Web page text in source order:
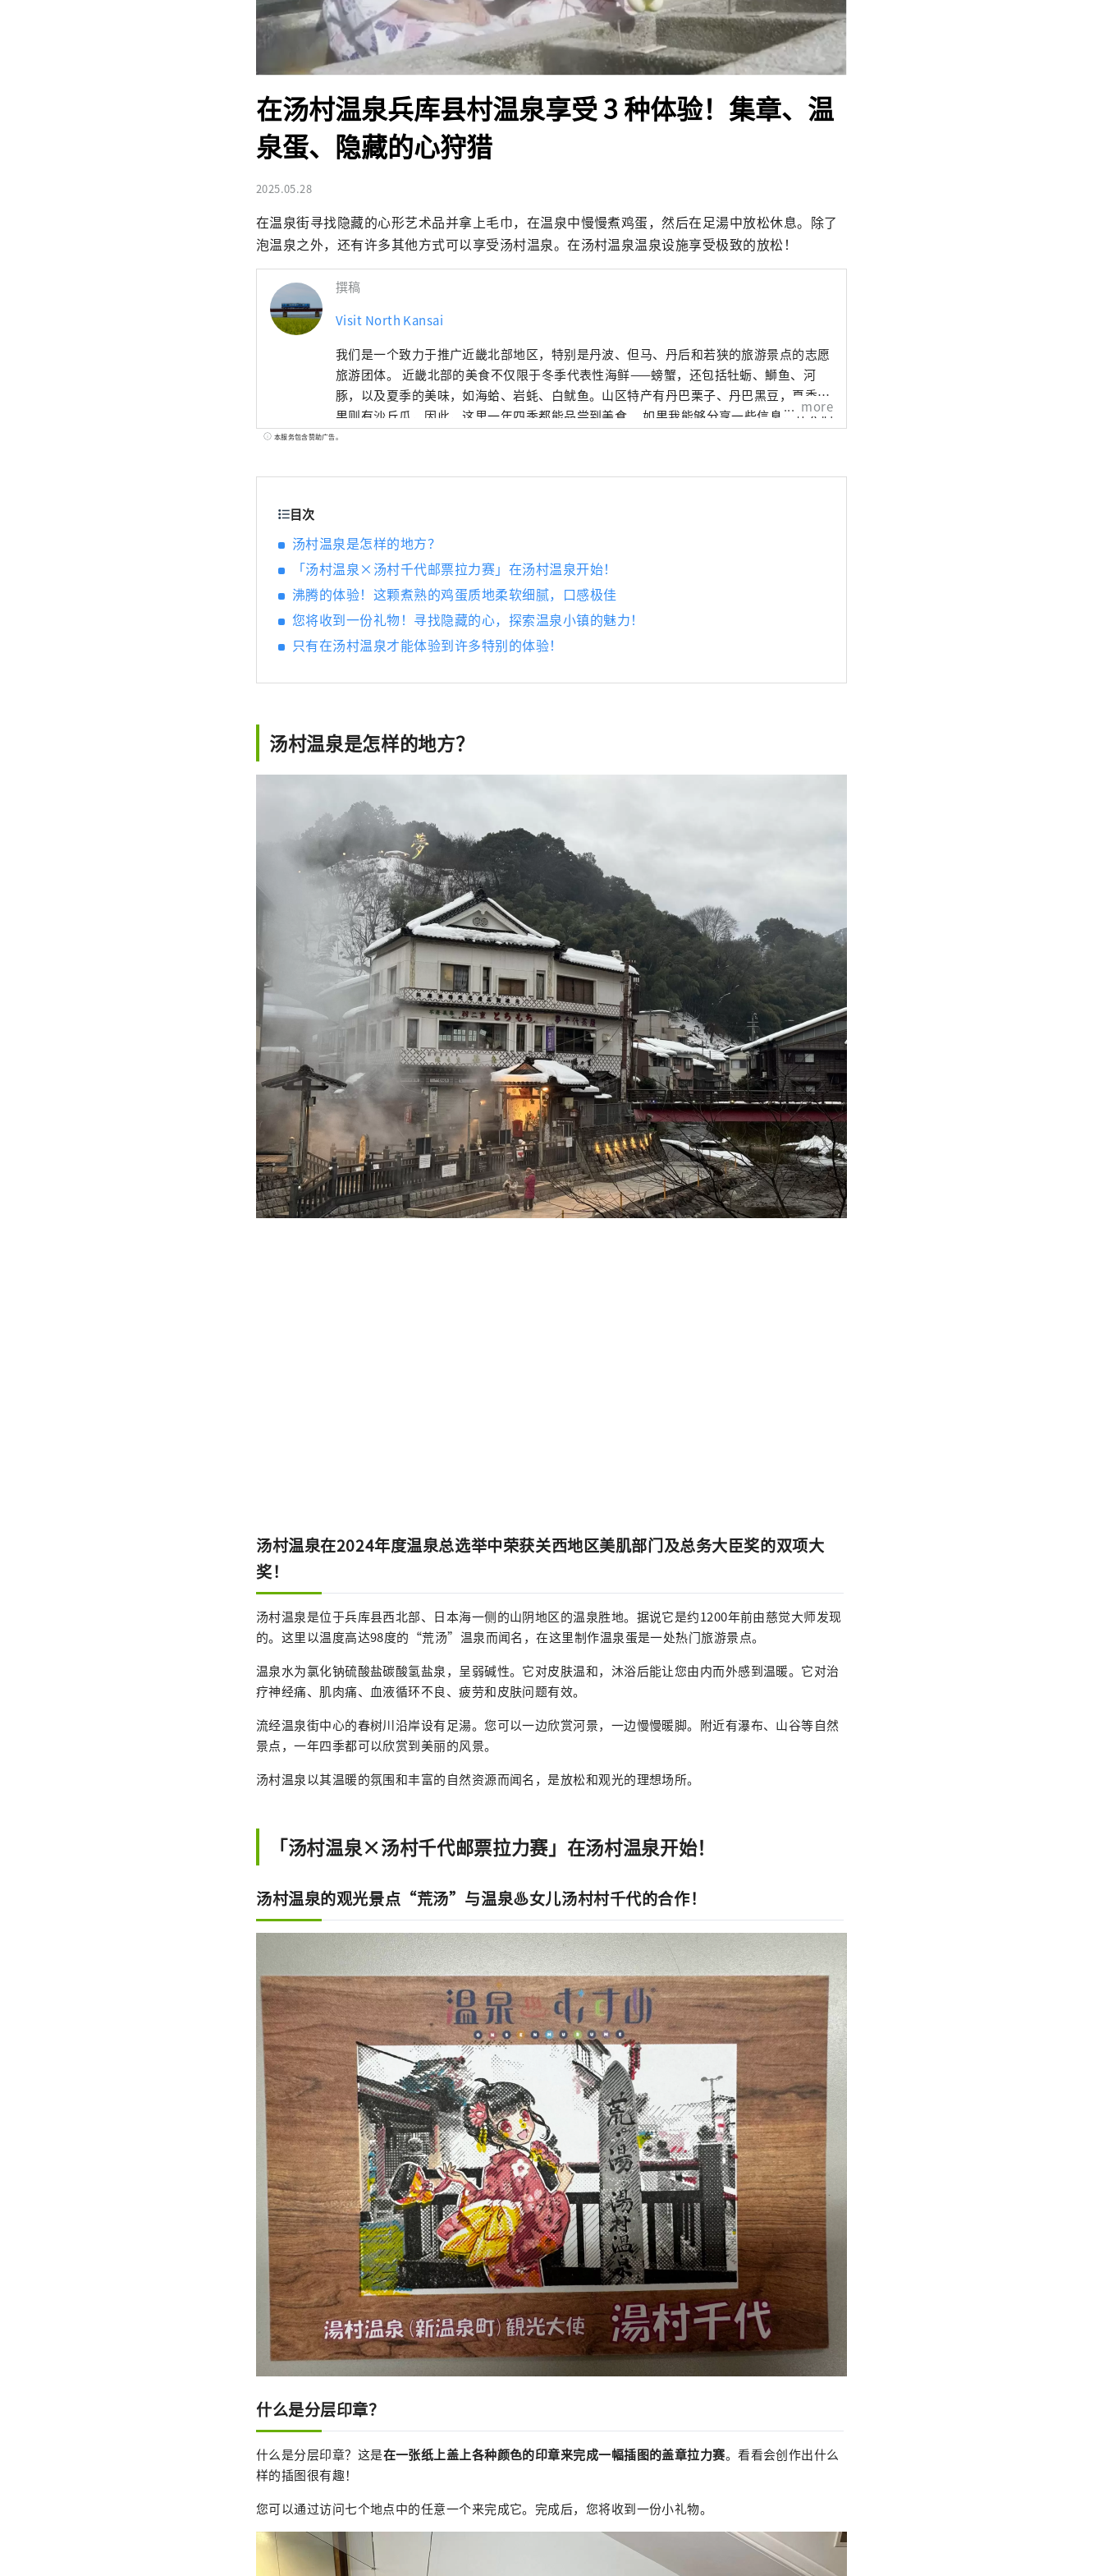
在汤村温泉兵库县村温泉享受 3 种体验！集章、温
泉蛋、隐藏的心狩猎
2025.05.28
在温泉街寻找隐藏的心形艺术品并拿上毛巾，在温泉中慢慢煮鸡蛋，然后在足湯中放松休息。除了
泡温泉之外，还有许多其他方式可以享受汤村温泉。在汤村温泉温泉设施享受极致的放松！
撰稿
Visit North Kansai
我们是一个致力于推广近畿北部地区，特别是丹波、但马、丹后和若狭的旅游景点的志愿
旅游团体。 近畿北部的美食不仅限于冬季代表性海鲜——螃蟹，还包括牡蛎、鰤鱼、河
豚，以及夏季的美味，如海蛤、岩蚝、白鱿鱼。山区特产有丹巴栗子、丹巴黑豆，夏季水
果则有沙丘瓜，因此，这里一年四季都能品尝到美食。 如果我能够分享一些信息，让人们
可以多次游览广袤的近畿北部地区，并享受火车旅行的乐趣，我将感到非常高兴。
more
本服务包含赞助广告。
目次
汤村温泉是怎样的地方？
「汤村温泉×汤村千代邮票拉力赛」在汤村温泉开始！
沸腾的体验！这颗煮熟的鸡蛋质地柔软细腻，口感极佳
您将收到一份礼物！寻找隐藏的心，探索温泉小镇的魅力！
只有在汤村温泉才能体验到许多特别的体验！
汤村温泉是怎样的地方？
汤村温泉在2024年度温泉总选举中荣获关西地区美肌部门及总务大臣奖的双项大
奖！
汤村温泉是位于兵库县西北部、日本海一侧的山阴地区的温泉胜地。据说它是约1200年前由慈觉大师发现
的。这里以温度高达98度的“荒汤”温泉而闻名，在这里制作温泉蛋是一处热门旅游景点。
温泉水为氯化钠硫酸盐碳酸氢盐泉，呈弱碱性。它对皮肤温和，沐浴后能让您由内而外感到温暖。它对治
疗神经痛、肌肉痛、血液循环不良、疲劳和皮肤问题有效。
流经温泉街中心的春树川沿岸设有足湯。您可以一边欣赏河景，一边慢慢暖脚。附近有瀑布、山谷等自然
景点，一年四季都可以欣赏到美丽的风景。
汤村温泉以其温暖的氛围和丰富的自然资源而闻名，是放松和观光的理想场所。
「汤村温泉×汤村千代邮票拉力赛」在汤村温泉开始！
汤村温泉的观光景点“荒汤”与温泉♨女儿汤村村千代的合作！
什么是分层印章？
什么是分层印章？这是在一张纸上盖上各种颜色的印章来完成一幅插图的盖章拉力赛。看看会创作出什么
样的插图很有趣！
您可以通过访问七个地点中的任意一个来完成它。完成后，您将收到一份小礼物。